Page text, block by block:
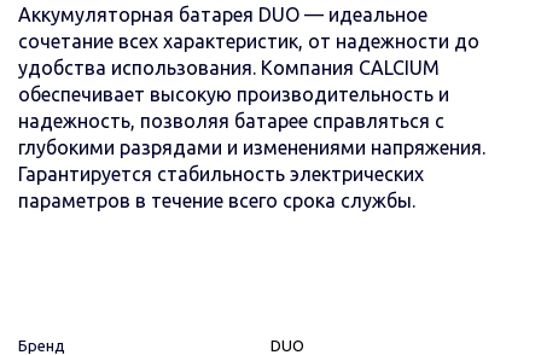
Аккумуляторная батарея DUO — идеальное
сочетание всех характеристик, от надежности до
удобства использования. Компания CALCIUM
обеспечивает высокую производительность и
надежность, позволяя батарее справляться с
глубокими разрядами и изменениями напряжения.
Гарантируется стабильность электрических
параметров в течение всего срока службы.
Бренд DUO